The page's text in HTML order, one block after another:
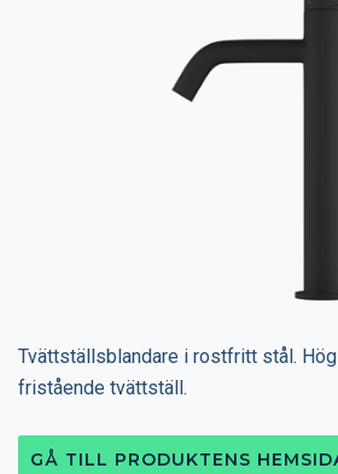
Tvättställsblandare i rostfritt stål.
fristående tvättställ.
GÅ TILL PRODUKTENS